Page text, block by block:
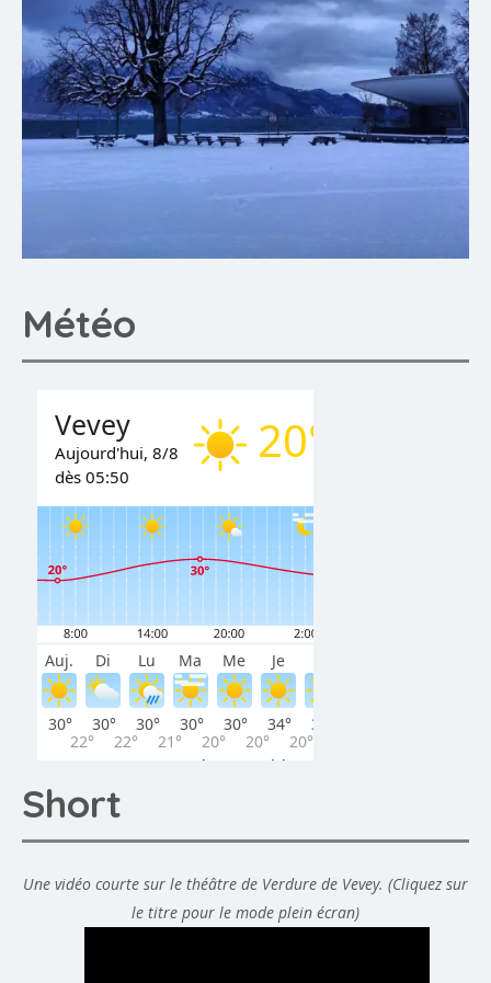
Météo
Short
Une vidéo courte sur le théâtre de Verdure de Vevey. (Cliquez sur
le titre pour le mode plein écran)